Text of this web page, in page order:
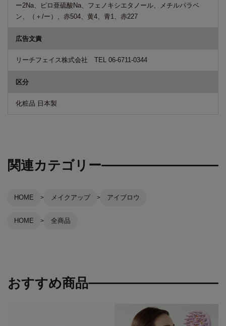
ー2Na、ピロ亜硫酸Na、フェノキシエタノール、メチルパラベ
ン、（＋/ー）、赤504、黄4、青1、赤227
広告文責
リーチフェイス株式会社 TEL 06-6711-0344
区分
化粧品 日本製
関連カテゴリー
HOME メイクアップ アイブロウ
HOME 全商品
おすすめ商品